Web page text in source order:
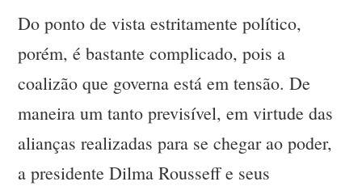
Do ponto de vista estritamente político,
porém, é bastante complicado, pois a
coalizão que governa está em tensão. De
maneira um tanto previsível, em virtude das
alianças realizadas para se chegar ao poder,
a presidente Dilma Rousseff e seus